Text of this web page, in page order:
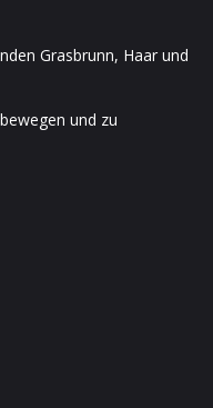
Grasbrunn, Haar und
und zu